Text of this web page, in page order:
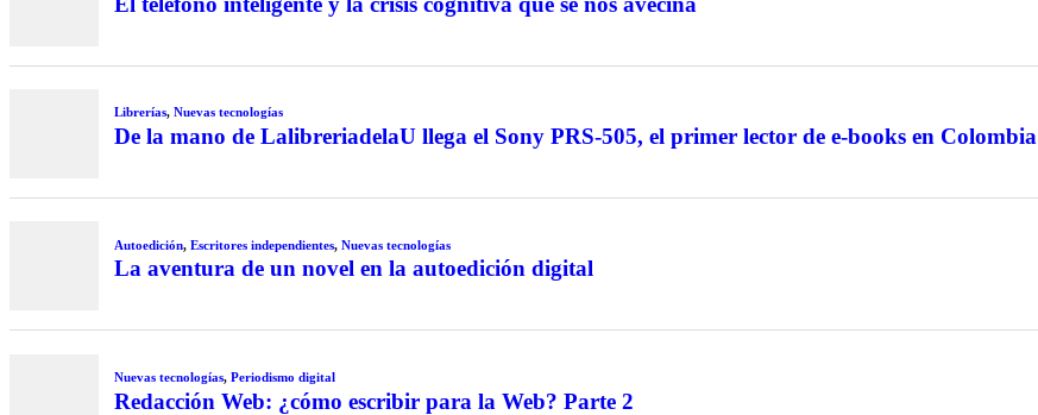
Librerías, Nuevas tecnologías
De la mano de LalibreriadelaU llega el Sony PRS-505, el primer lector de e-books en Colombia
Autoedición, Escritores independientes, Nuevas tecnologías
La aventura de un novel en la autoedición digital
Nuevas tecnologías, Periodismo digital
Redacción Web: ¿cómo escribir para la Web? Parte 2